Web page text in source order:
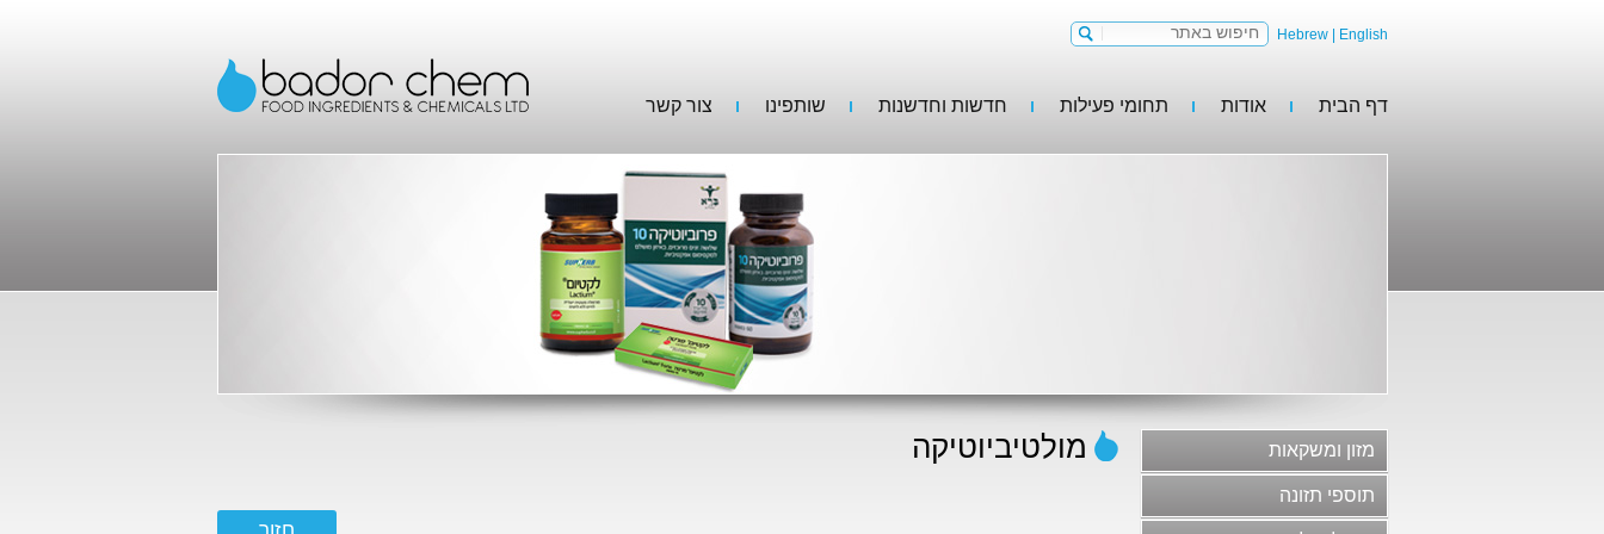
Hebrew| English
דף הבית אודות תחומי פעילות חדשות וחדשנות שותפינו צור קשר
מזון ומשקאות
משקאות וסירופים
גלידות, קינוחים וקונדיטוריה
תוספי תזונה
מולטיביוטיקה